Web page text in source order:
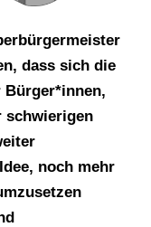
dass sich die
Bürger*innen,
schwierigen
noch mehr